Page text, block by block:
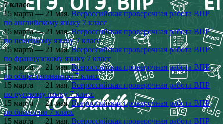
7 класс
15 марта — 21 мая. Всероссийская проверочная работа ВПР
по английскому языку 7 класс
15 марта — 21 мая.Всероссийская проверочная работа ВПР
по немецкому языку 7 класс
15 марта — 21 мая.Всероссийская проверочная работа ВПР
по французскому языку 7 класс
15 марта — 21 мая.Всероссийская проверочная работа ВПР
по обществознанию 7 класс
15 марта — 21 мая.Всероссийская проверочная работа ВПР
по русскому языку 7 класс
15 марта — 21 мая.Всероссийская проверочная работа ВПР
по биологии 7 класс
15 марта — 21 мая. Всероссийская проверочная работа ВПР